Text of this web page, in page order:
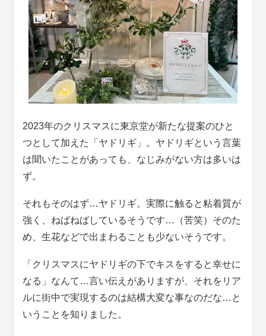
2023年のクリスマスに東京堂が新たな提案のひと
つとして加えた「ヤドリギ」。ヤドリギという言葉
は聞いたことがあっても、なじみがない方は多いは
ず。
それもそのはず…ヤドリギ。実際に触ると粘着質が
強く、ねばねばしているそうです…（苦笑）そのた
め、生花などで出まわることも少ないそうです。
「クリスマスにヤドリギの下でキスをすると幸せに
なる」なんて…言い伝えがありますが、それをリア
ルに街中で実現するのは結構大変な事なのだな…と
いうことを知りました。